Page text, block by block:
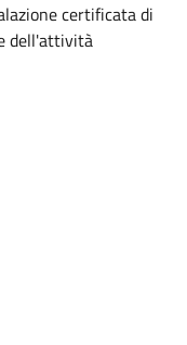
certificata di
dell'attività